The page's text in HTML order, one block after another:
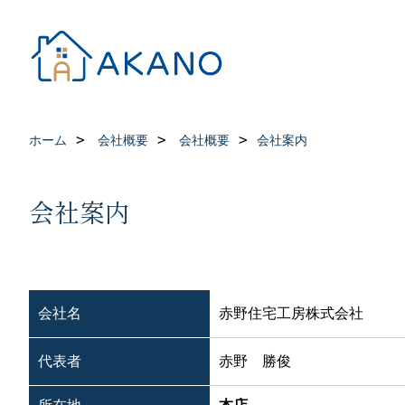
ホーム 会社概要 会社概要 会社案内
会社案内
会社名 赤野住宅工房株式会社
代表者 赤野 勝俊